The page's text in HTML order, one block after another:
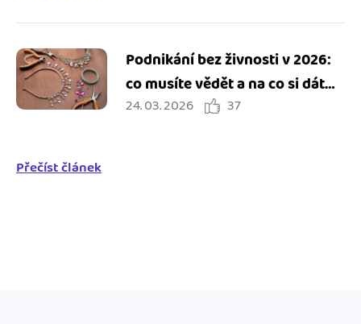
Podnikání bez živnosti v 2026:
co musíte vědět a na co si dát
pozor
24. 03. 2026 37
Přečíst článek